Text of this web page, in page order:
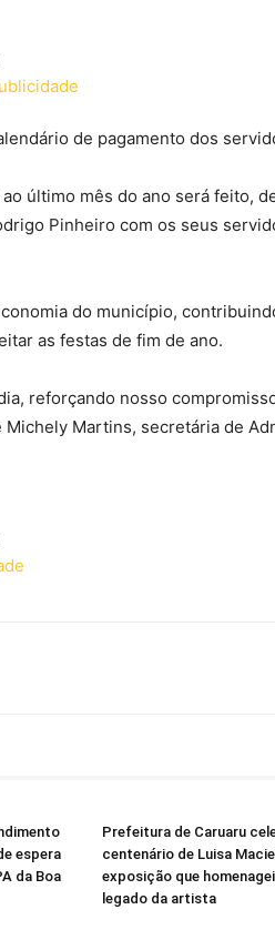
de pagamento dos
último mês do ano será feito,
Pinheiro com os seus
do município,
as festas de fim de ano.
reforçando nosso
Martins, secretária de
espera
da Boa
Prefeitura de Caruaru
centenário de Luisa
exposição que
legado da artista